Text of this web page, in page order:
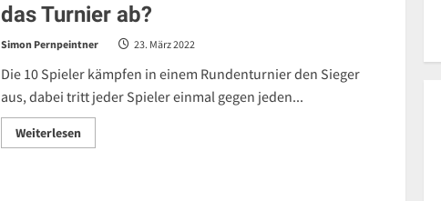
das Turnier ab?
Simon Pernpeintner 23. März 2022
Die 10 Spieler kämpfen in einem Rundenturnier den Sieger
aus, dabei tritt jeder Spieler einmal gegen jeden...
WeiterlesenRead
more